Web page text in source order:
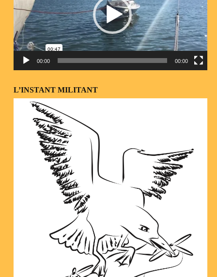
00:00 00:00
L’INSTANT MILITANT